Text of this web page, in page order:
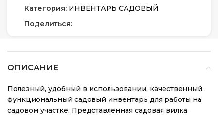
Категория: ИНВЕНТАРЬ САДОВЫЙ
Поделиться:
ОПИСАНИЕ
Полезный, удобный в использовании, качественный,
функциональный садовый инвентарь для работы на
садовом участке. Представленная садовая вилка